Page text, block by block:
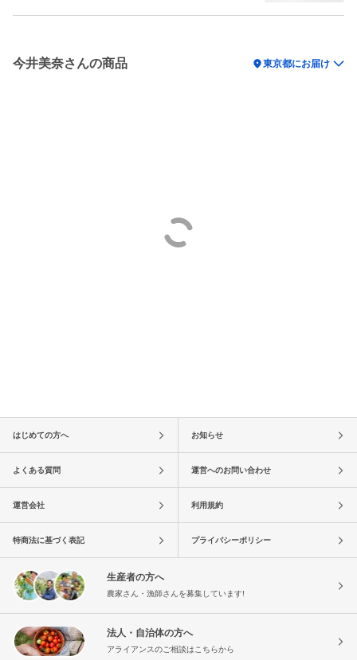
今井美奈さんの商品 location_on東京都にお届け
はじめての方へ お知らせ
よくある質問 運営へのお問い合わせ
運営会社 利用規約
特商法に基づく表記 プライバシーポリシー
生産者の方へ
農家さん・漁師さんを募集しています!
法人・自治体の方へ
アライアンスのご相談はこちらから